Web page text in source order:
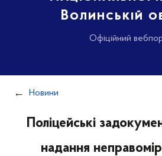
Волинській
Офіційний
Новини
Поліцейські
надання